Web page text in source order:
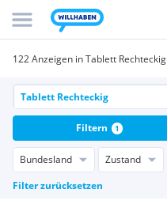
122 Anzeigen in Tablett Rechteckig
Bundesland Zustand
Filter zurücksetzen
Filtern 1